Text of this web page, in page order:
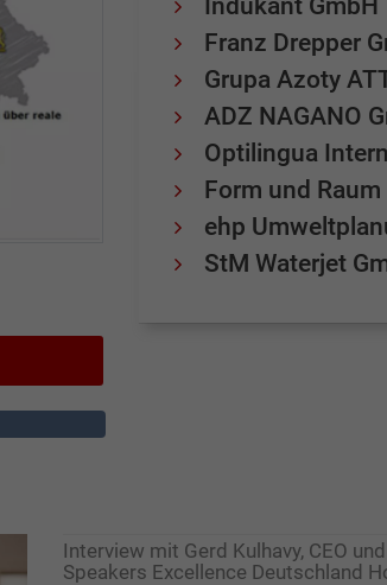
Indukant GmbH
Franz Drepper
Grupa Azoty
ADZ NAGANO
Optilingua
Form und Raum
ehp
StM Waterjet
Interview mit Gerd Kulhavy, CEO
Speakers Excellence Deutschland